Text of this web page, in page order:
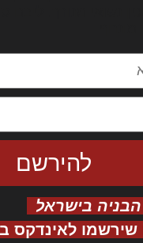
בישראל
שירשמו לאינדקס